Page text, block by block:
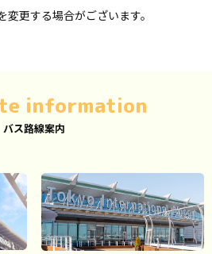
変更する場合がございます。
information
バス路線案内